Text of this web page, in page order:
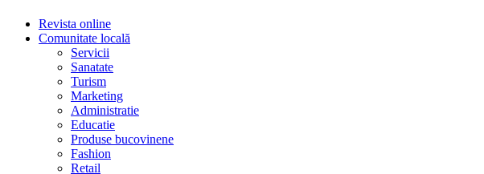
Revista online
Comunitate locală
Servicii
Sanatate
Turism
Marketing
Administratie
Educatie
Produse bucovinene
Fashion
Retail